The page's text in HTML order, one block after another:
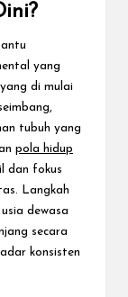
yang
di mulai
tubuh yang
pola hidup
dan fokus
Langkah
dewasa
secara
konsisten